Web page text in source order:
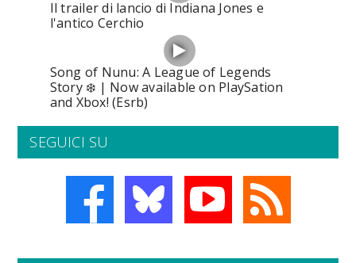
Il trailer di lancio di Indiana Jones e
l'antico Cerchio
Song of Nunu: A League of Legends
Story ❄️ | Now available on PlaySation
and Xbox! (Esrb)
SEGUICI SU